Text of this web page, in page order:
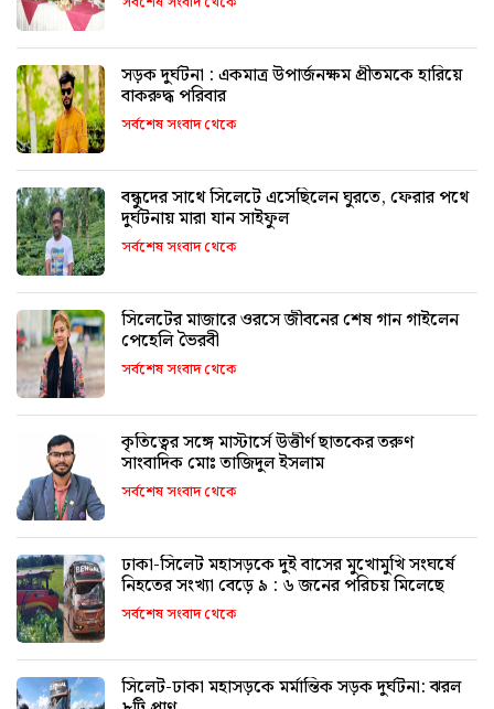
সড়ক দুর্ঘটনা : একমাত্র উপার্জনক্ষম প্রীতমকে হারিয়ে
বাকরুদ্ধ পরিবার
সর্বশেষ সংবাদ থেকে
বন্ধুদের সাথে সিলেটে এসেছিলেন ঘুরতে, ফেরার পথে
দুর্ঘটনায় মারা যান সাইফুল
সর্বশেষ সংবাদ থেকে
সিলেটের মাজারে ওরসে জীবনের শেষ গান গাইলেন
পেহেলি ভৈরবী
সর্বশেষ সংবাদ থেকে
কৃতিত্বের সঙ্গে মাস্টার্সে উত্তীর্ণ ছাতকের তরুণ
সাংবাদিক মোঃ তাজিদুল ইসলাম
সর্বশেষ সংবাদ থেকে
ঢাকা-সিলেট মহাসড়কে দুই বাসের মুখোমুখি সংঘর্ষে
নিহতের সংখ্যা বেড়ে ৯ : ৬ জনের পরিচয় মিলেছে
সর্বশেষ সংবাদ থেকে
সিলেট-ঢাকা মহাসড়কে মর্মান্তিক সড়ক দুর্ঘটনা: ঝরল